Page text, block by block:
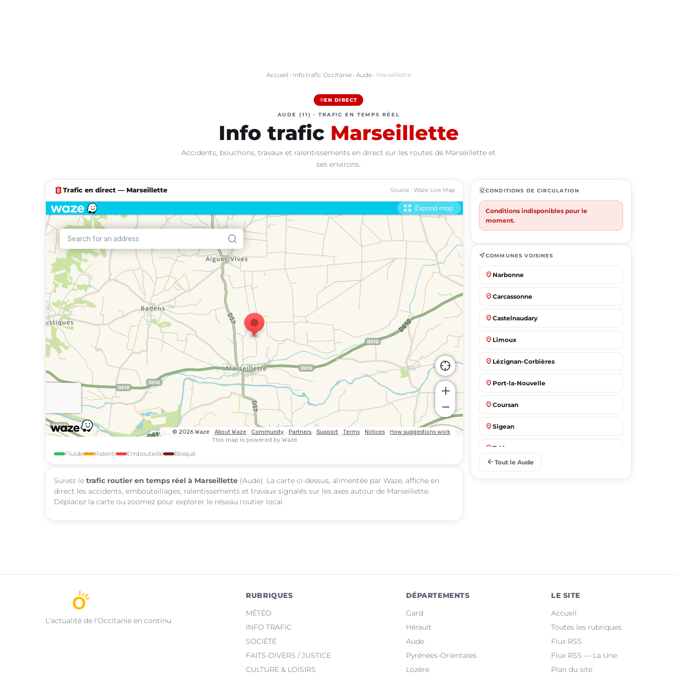
Accueil › Info trafic Occitanie› Aude› Marseillette
EN DIRECT
AUDE (11) · TRAFIC EN TEMPS RÉEL
Info trafic Marseillette
Accidents, bouchons, travaux et ralentissements en direct sur les routes de Marseillette et
ses environs.
traffic Trafic en direct — Marseillette Source : Waze Live Map
Fluide Ralenti Embouteillé Bloqué
Suivez le trafic routier en temps réel à Marseillette (Aude). La carte ci-dessus, alimentée par Waze, affiche en
direct les accidents, embouteillages, ralentissements et travaux signalés sur les axes autour de Marseillette.
Déplacez la carte ou zoomez pour explorer le réseau routier local.
routineCONDITIONS DE CIRCULATION
Conditions indisponibles pour le
moment.
near_meCOMMUNES VOISINES
place Narbonne
place Carcassonne
place Castelnaudary
place Limoux
place Lézignan-Corbières
place Port-la-Nouvelle
place Coursan
place Sigean
place Trèbes
arrow_back Tout le Aude
L'actualité de l'Occitanie en continu
RUBRIQUES
MÉTÉO
INFO TRAFIC
SOCIÉTÉ
FAITS-DIVERS / JUSTICE
CULTURE & LOISIRS
DÉPARTEMENTS
Gard
Hérault
Aude
Pyrénées-Orientales
Lozère
LE SITE
Accueil
Toutes les rubriques
Flux RSS
Flux RSS — La Une
Plan du site